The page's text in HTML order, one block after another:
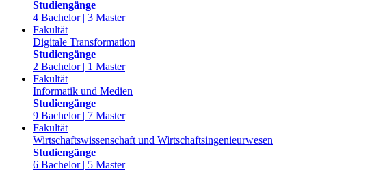
Studiengänge
4 Bachelor | 3 Master
Fakultät
Digitale Transformation
Studiengänge
2 Bachelor | 1 Master
Fakultät
Informatik und Medien
Studiengänge
9 Bachelor | 7 Master
Fakultät
Wirtschaftswissenschaft und Wirtschaftsingenieurwesen
Studiengänge
6 Bachelor | 5 Master